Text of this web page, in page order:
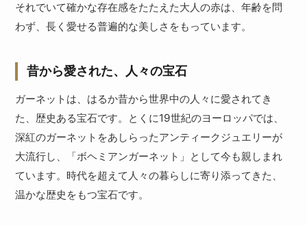
それでいて確かな存在感をたたえた大人の赤は、年齢を問
わず、長く愛せる普遍的な美しさをもっています。
昔から愛された、人々の宝石
ガーネットは、はるか昔から世界中の人々に愛されてき
た、歴史ある宝石です。とくに19世紀のヨーロッパでは、
深紅のガーネットをあしらったアンティークジュエリーが
大流行し、「ボヘミアンガーネット」として今も親しまれ
ています。時代を超えて人々の暮らしに寄り添ってきた、
温かな歴史をもつ宝石です。